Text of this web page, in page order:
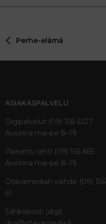
Perhe-elämä
ASIAKASPALVELU
Digipalvelut (09) 156 6227
Avoinna ma–pe 8–19
Painettu lehti (09) 156 665
Avoinna ma–pe 8–19
Otavamedian vaihde (09) 156
61
Sähköposti (digi)